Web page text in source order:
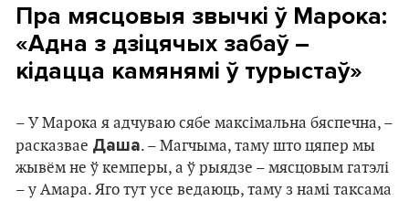
Пра мясцовыя звычкі ў Марока:
«Адна з дзіцячых забаў –
кідацца камянямі ў турыстаў»
– У Марока я адчуваю сябе максімальна бяспечна, –
расказвае Даша. – Магчыма, таму што цяпер мы
жывём не ў кемперы, а ў рыядзе – мясцовым гатэлі
– у Амара. Яго тут усе ведаюць, таму з намі таксама